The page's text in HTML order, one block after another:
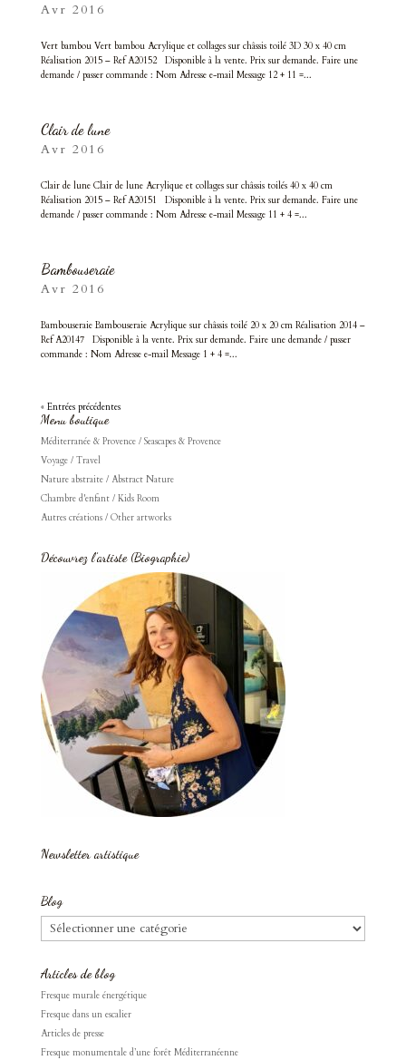
Avr 2016
Vert bambou Vert bambou Acrylique et collages sur châssis toilé 3D 30 x 40 cm
Réalisation 2015 – Ref A20152 Disponible à la vente. Prix sur demande. Faire une
demande / passer commande : Nom Adresse e-mail Message 12 + 11 =...
Clair de lune
Avr 2016
Clair de lune Clair de lune Acrylique et collages sur châssis toilés 40 x 40 cm
Réalisation 2015 – Ref A20151 Disponible à la vente. Prix sur demande. Faire une
demande / passer commande : Nom Adresse e-mail Message 11 + 4 =...
Bambouseraie
Avr 2016
Bambouseraie Bambouseraie Acrylique sur châssis toilé 20 x 20 cm Réalisation 2014 –
Ref A20147 Disponible à la vente. Prix sur demande. Faire une demande / passer
commande : Nom Adresse e-mail Message 1 + 4 =...
« Entrées précédentes
Menu boutique
Méditerranée & Provence / Seascapes & Provence
Voyage / Travel
Nature abstraite / Abstract Nature
Chambre d'enfant / Kids Room
Autres créations / Other artworks
Découvrez l’artiste (Biographie)
Newsletter artistique
Blog
Blog
Articles de blog
Fresque murale énergétique
Fresque dans un escalier
Articles de presse
Fresque monumentale d’une forêt Méditerranéenne